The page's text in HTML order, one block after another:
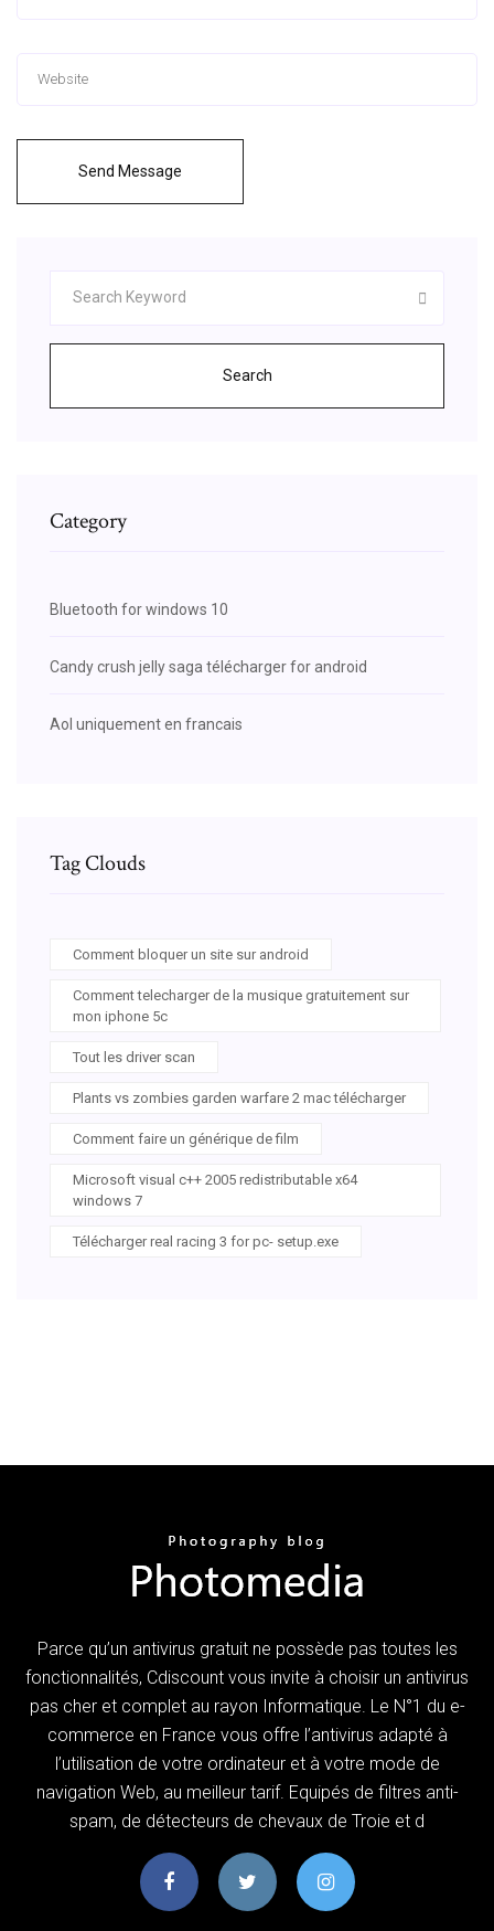
Send Message
Search
Category
Bluetooth for windows 10
Candy crush jelly saga télécharger for android
Aol uniquement en francais
Tag Clouds
Comment bloquer un site sur android
Comment telecharger de la musique gratuitement sur
mon iphone 5c
Tout les driver scan
Plants vs zombies garden warfare 2 mac télécharger
Comment faire un générique de film
Microsoft visual c++ 2005 redistributable x64
windows 7
Télécharger real racing 3 for pc- setup.exe
Parce qu’un antivirus gratuit ne possède pas toutes les
fonctionnalités, Cdiscount vous invite à choisir un antivirus
pas cher et complet au rayon Informatique. Le N°1 du e-
commerce en France vous offre l’antivirus adapté à
l’utilisation de votre ordinateur et à votre mode de
navigation Web, au meilleur tarif. Equipés de filtres anti-
spam, de détecteurs de chevaux de Troie et d